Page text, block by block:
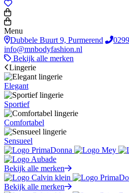
Menu
Dubbele Buurt 9, Purmerend
info@mnbodyfashion.nl
Bekijk alle merken
Lingerie
Elegant
Sportief
Comfortabel
Sensueel
Bekijk alle merken
Bekijk alle merken